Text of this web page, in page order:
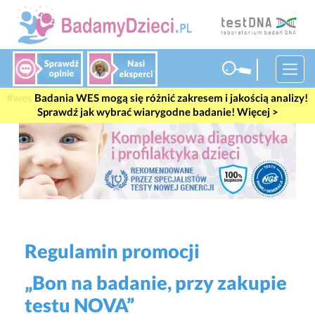
#wes Badania WES mogą się różnić zakresem i jakością analizy!
Sprawdź jak wybrać wiarygodne badanie! Więcej >
Regulamin promocji
„Bon na badanie, przy zakupie
testu NOVA”